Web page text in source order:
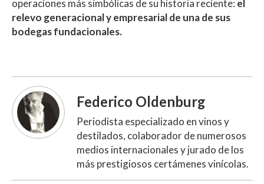
operaciones más simbólicas de su historia reciente: el
relevo generacional y empresarial de una de sus
bodegas fundacionales.
Federico Oldenburg
Periodista especializado en vinos y
destilados, colaborador de numerosos
medios internacionales y jurado de los
más prestigiosos certámenes vinícolas.